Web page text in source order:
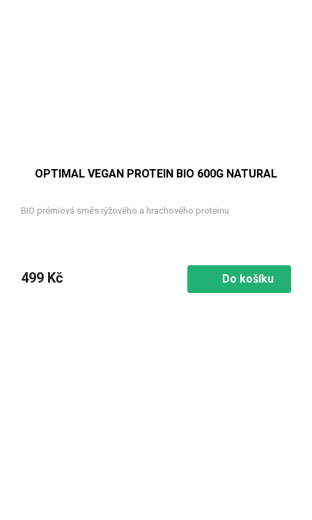
OPTIMAL VEGAN PROTEIN BIO 600G NATURAL
BIO prémiová směs rýžového a hrachového proteinu
499 Kč Do košíku